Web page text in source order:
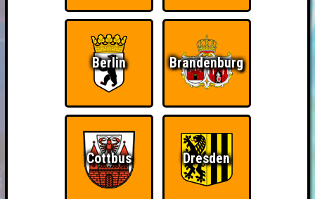
Berlin Brandenburg
Cottbus Dresden